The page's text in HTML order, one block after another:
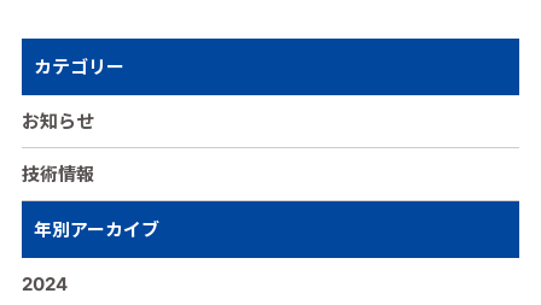
カテゴリー
お知らせ
技術情報
年別アーカイブ
2024